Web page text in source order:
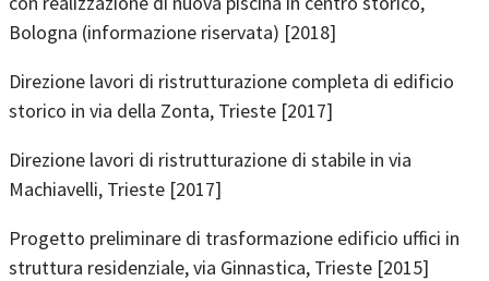
Bologna (informazione riservata) [2018]
Direzione lavori di ristrutturazione completa di edificio
storico in via della Zonta, Trieste [2017]
Direzione lavori di ristrutturazione di stabile in via
Machiavelli, Trieste [2017]
Progetto preliminare di trasformazione edificio uffici in
struttura residenziale, via Ginnastica, Trieste [2015]